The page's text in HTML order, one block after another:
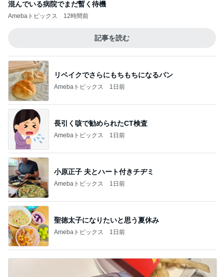
混んでいる病院でまだ暫く待機
Amebaトピックス 12時間前
記事を読む
リベイクでさらにもちもちになるパン
Amebaトピックス 1日前
長引く咳で勧められたCT検査
Amebaトピックス 1日前
小原正子 夫とハート付きチヂミ
Amebaトピックス 1日前
聖徳太子になりたいと思う夏休み
Amebaトピックス 1日前